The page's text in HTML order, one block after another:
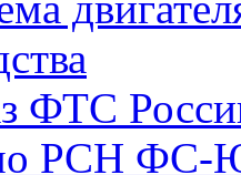
ФТС
РСН ФС-